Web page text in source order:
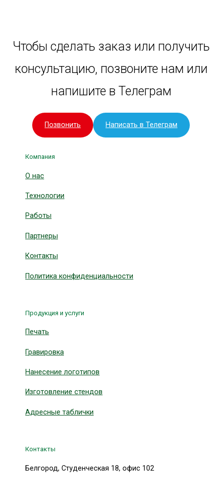
Чтобы сделать заказ или получить
консультацию, позвоните нам или
напишите в Телеграм
Позвонить Написать в Телеграм
Компания
О нас
Технологии
Работы
Партнеры
Контакты
Политика конфиденциальности
Продукция и услуги
Печать
Гравировка
Нанесение логотипов
Изготовление стендов
Адресные таблички
Контакты
Белгород, Студенческая 18, офис 102